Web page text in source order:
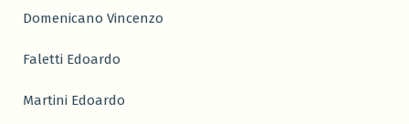
Domenicano Vincenzo
Faletti Edoardo
Martini Edoardo